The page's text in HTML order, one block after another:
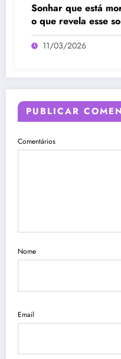
Sonhar que está
o que revela esse
11/03/2026
PUBLICAR
Comentários
Nome
Email